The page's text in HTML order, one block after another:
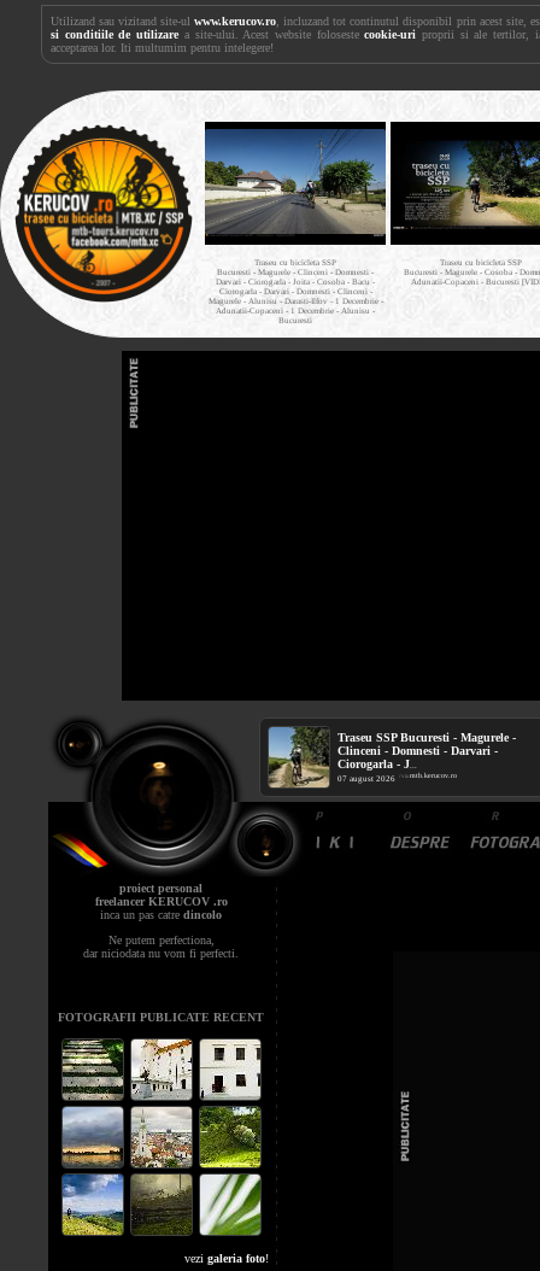
Utilizand sau vizitand site-ulwww.kerucov.ro , incluzand tot continutul disponibil prin acest site,
si conditiile de utilizare a site-ului. Acest website folosestecookie-uri proprii si ale tertilor,
acceptarea lor. Iti multumim pentru intelegere!
Traseu cu bicicleta SSP
Bucuresti - Magurele - Clinceni - Domnesti -
Darvari - Ciorogarla - Joita - Cosoba - Bacu -
Ciorogarla - Darvari - Domnesti - Clinceni -
Magurele - Alunisu - Darasti-Ilfov - 1 Decembrie -
Adunatii-Copaceni - 1 Decembrie - Alunisu -
Bucuresti
Traseu cu bicicleta SSP
Bucuresti - Magurele - Cosoba -
Adunatii-Copaceni - Bucuresti
Traseu SSP Bucuresti - Magurele -
Clinceni - Domnesti - Darvari -
Ciorogarla - J...
07 august 2026 / via mtb.kerucov.ro
proiect personal
freelancer KERUCOV .ro
inca un pas catre dincolo
Ne putem perfectiona,
dar niciodata nu vom fi perfecti.
FOTOGRAFII PUBLICATE RECENT
vezi galeria foto!